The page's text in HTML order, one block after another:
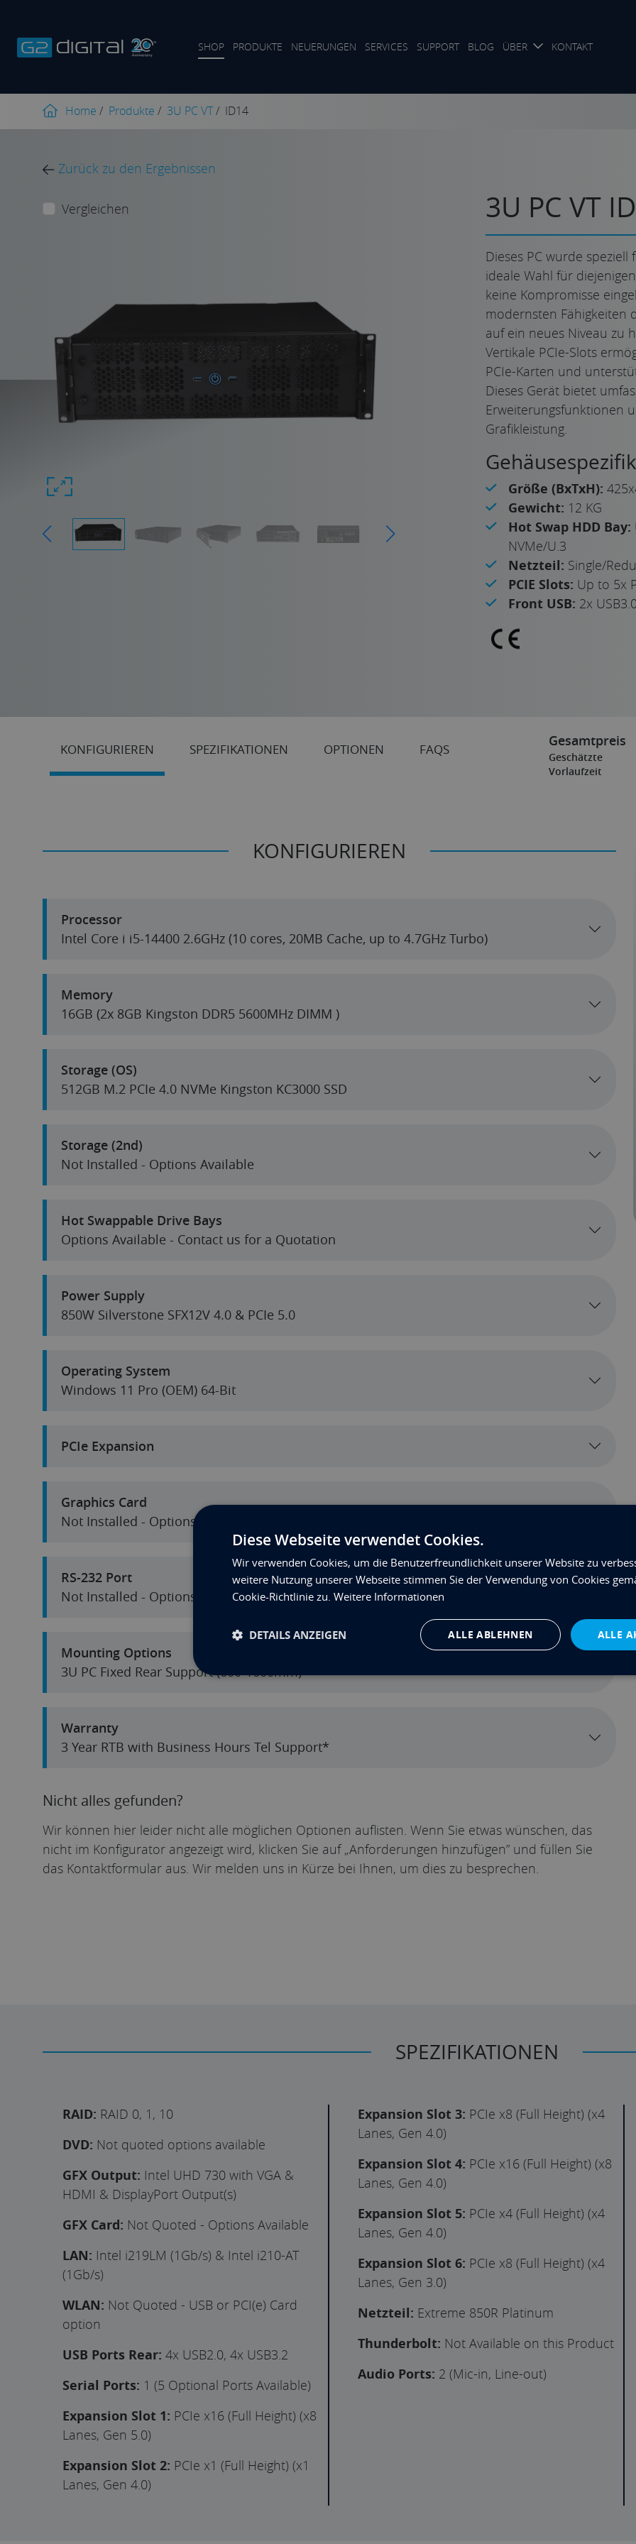
SHOP PRODUKTE NEUERUNGEN SERVICES SUPPORT BLOG ÜBER KONTAKT
Home / Produkte / 3U PC VT/ ID14
Zurück zu den Ergebnissen
Vergleichen 3U PC VT
Dieses PC wurde
ideale Wahl für
keine Kompromisse
modernsten Fähigkeiten
auf ein neues Niveau zu
Vertikale PCIe-Slots
PCIe-Karten und
Dieses Gerät bietet
Erweiterungsfunktionen
Grafikleistung.
Größe (BxTxH):
Gewicht: 12 KG
Hot Swap HDD Bay:
NVMe/U.3
Netzteil: Single/
PCIE Slots: Up to 5x
Front USB: 2x
KONFIGURIEREN SPEZIFIKATIONEN OPTIONEN FAQS
Gesamtpreis
Geschätzte
Vorlaufzeit
KONFIGURIEREN
Processor
Intel Core i i5-14400 2.6GHz (10 cores, 20MB Cache, up to 4.7GHz Turbo)
Memory
16GB (2x 8GB Kingston DDR5 5600MHz DIMM )
Storage (OS)
512GB M.2 PCIe 4.0 NVMe Kingston KC3000 SSD
Storage (2nd)
Not Installed - Options Available
Hot Swappable Drive Bays
Options Available - Contact us for a Quotation
Power Supply
850W Silverstone SFX12V 4.0 & PCIe 5.0
Operating System
Windows 11 Pro (OEM) 64-Bit
PCIe Expansion
Graphics Card
Not Installed - Options Available
RS-232 Port
Not Installed - Options Available
Mounting Options
3U PC Fixed Rear Support (600-1000mm)
Warranty
3 Year RTB with Business Hours Tel Support*
Nicht alles gefunden?
Wir können hier leider nicht alle möglichen Optionen auflisten. Wenn Sie etwas wünschen, das
nicht im Konfigurator angezeigt wird, klicken Sie auf „Anforderungen hinzufügen” und füllen Sie
das Kontaktformular aus. Wir melden uns in Kürze bei Ihnen, um dies zu besprechen.
SPEZIFIKATIONEN
RAID: RAID 0, 1, 10
DVD: Not quoted options available
GFX Output: Intel UHD 730 with VGA &
HDMI & DisplayPort Output(s)
GFX Card: Not Quoted - Options Available
LAN: Intel i219LM (1Gb/s) & Intel i210-AT
(1Gb/s)
WLAN: Not Quoted - USB or PCI(e) Card
option
USB Ports Rear: 4x USB2.0, 4x USB3.2
Serial Ports: 1 (5 Optional Ports Available)
Expansion Slot 1: PCIe x16 (Full Height) (x8
Lanes, Gen 5.0)
Expansion Slot 2: PCIe x1 (Full Height) (x1
Lanes, Gen 4.0)
Expansion Slot 3: PCIe x8 (Full Height) (x4
Lanes, Gen 4.0)
Expansion Slot 4: PCIe x16 (Full Height) (x8
Lanes, Gen 4.0)
Expansion Slot 5: PCIe x4 (Full Height) (x4
Lanes, Gen 4.0)
Expansion Slot 6: PCIe x8 (Full Height) (x4
Lanes, Gen 3.0)
Netzteil: Extreme 850R Platinum
Thunderbolt: Not Available on this Product
Audio Ports: 2 (Mic-in, Line-out)
Diese Webseite verwendet Cookies.
Wir verwenden Cookies, um die Benutzerfreundlichkeit unserer Website zu
weitere Nutzung unserer Webseite stimmen Sie der Verwendung von Cookies
Cookie-Richtlinie zu. Weitere Informationen
ALLE
ALLE ABLEHNEN
DETAILS ANZEIGEN